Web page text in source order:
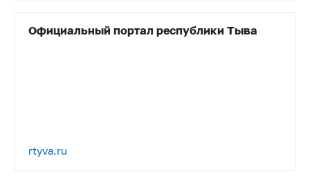
Официальный портал республики Тыва
rtyva.ru